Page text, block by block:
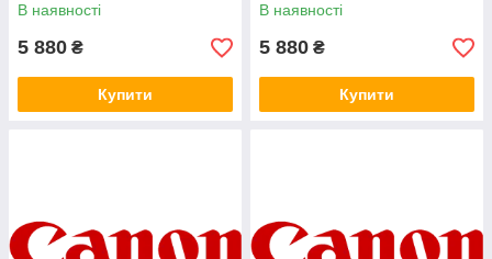
В наявності
5 880 ₴
Купити
В наявності
5 880 ₴
Купити